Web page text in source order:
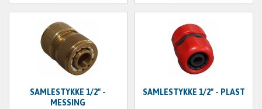
SAMLESTYKKE 1/2" -
MESSING
SAMLESTYKKE 1/2" - PLAST